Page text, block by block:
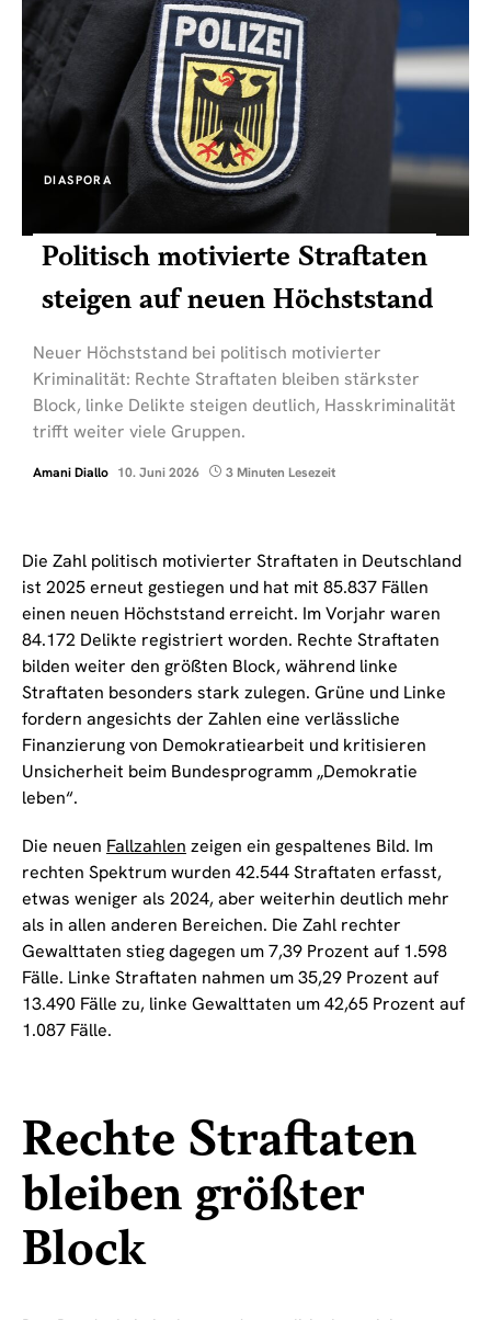
DIASPORA
Politisch motivierte Straftaten
steigen auf neuen Höchststand
Neuer Höchststand bei politisch motivierter
Kriminalität: Rechte Straftaten bleiben stärkster
Block, linke Delikte steigen deutlich, Hasskriminalität
trifft weiter viele Gruppen.
Amani Diallo 10. Juni 2026 3 Minuten Lesezeit
Die Zahl politisch motivierter Straftaten in Deutschland
ist 2025 erneut gestiegen und hat mit 85.837 Fällen
einen neuen Höchststand erreicht. Im Vorjahr waren
84.172 Delikte registriert worden. Rechte Straftaten
bilden weiter den größten Block, während linke
Straftaten besonders stark zulegen. Grüne und Linke
fordern angesichts der Zahlen eine verlässliche
Finanzierung von Demokratiearbeit und kritisieren
Unsicherheit beim Bundesprogramm „Demokratie
leben“.
Die neuen Fallzahlen zeigen ein gespaltenes Bild. Im
rechten Spektrum wurden 42.544 Straftaten erfasst,
etwas weniger als 2024, aber weiterhin deutlich mehr
als in allen anderen Bereichen. Die Zahl rechter
Gewalttaten stieg dagegen um 7,39 Prozent auf 1.598
Fälle. Linke Straftaten nahmen um 35,29 Prozent auf
13.490 Fälle zu, linke Gewalttaten um 42,65 Prozent auf
1.087 Fälle.
Rechte Straftaten
bleiben größter
Block